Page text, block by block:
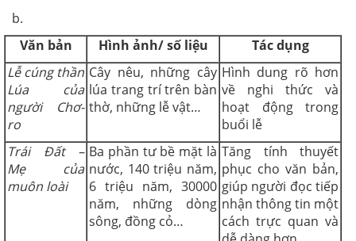
b.
Văn bản
Hình ảnh/ số liệu
Tác dụng
Lễ cúng thần
Lúa của
người Chơ-
ro
Cây nêu, những cây
lúa trang trí trên bàn
thờ, những lễ vật…
Hình dung rõ hơn
về nghi thức và
hoạt động trong
buổi lễ
Trái Đất –
Mẹ của
muôn loài
Ba phần tư bề mặt là
nước, 140 triệu năm,
6 triệu năm, 30000
năm, những dòng
sông, đồng cỏ…
Tăng tính thuyết
phục cho văn bản,
giúp người đọc tiếp
nhận thông tin một
cách trực quan và